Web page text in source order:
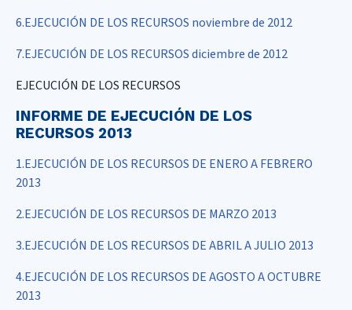
6.EJECUCIÓN DE LOS RECURSOS noviembre de 2012
7.EJECUCIÓN DE LOS RECURSOS diciembre de 2012
EJECUCIÓN DE LOS RECURSOS
INFORME DE EJECUCIÓN DE LOS
RECURSOS 2013
1.EJECUCIÓN DE LOS RECURSOS DE ENERO A FEBRERO
2013
2.EJECUCIÓN DE LOS RECURSOS DE MARZO 2013
3.EJECUCIÓN DE LOS RECURSOS DE ABRIL A JULIO 2013
4.EJECUCIÓN DE LOS RECURSOS DE AGOSTO A OCTUBRE
2013